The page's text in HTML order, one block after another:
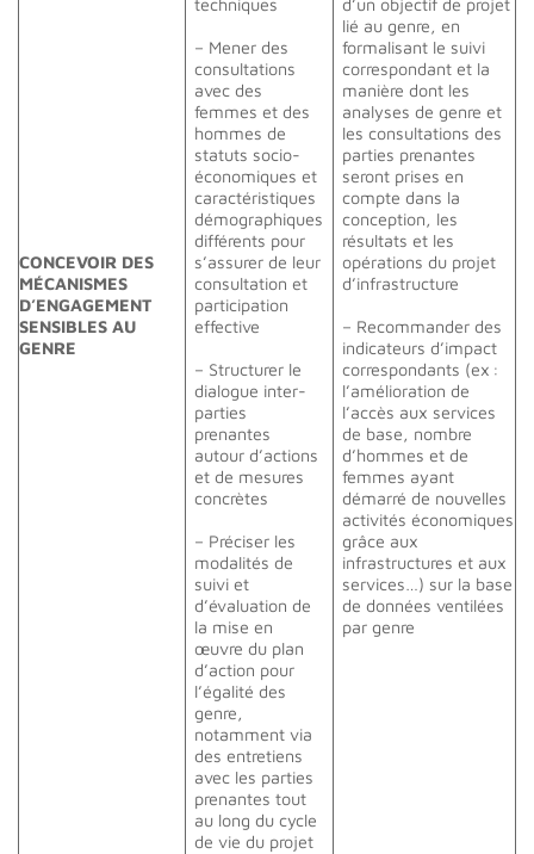
CONCEVOIR DES
MÉCANISMES
D’ENGAGEMENT
SENSIBLES AU
GENRE
techniques
– Mener des
consultations
avec des
femmes et des
hommes de
statuts socio-
économiques et
caractéristiques
démographiques
différents pour
s’assurer de leur
consultation et
participation
effective
– Structurer le
dialogue inter-
parties
prenantes
autour d’actions
et de mesures
concrètes
– Préciser les
modalités de
suivi et
d’évaluation de
la mise en
œuvre du plan
d’action pour
l’égalité des
genre,
notamment via
des entretiens
avec les parties
prenantes tout
au long du cycle
de vie du projet
d’un objectif de projet
lié au genre, en
formalisant le suivi
correspondant et la
manière dont les
analyses de genre et
les consultations des
parties prenantes
seront prises en
compte dans la
conception, les
résultats et les
opérations du projet
d’infrastructure
– Recommander des
indicateurs d’impact
correspondants (ex :
l’amélioration de
l’accès aux services
de base, nombre
d’hommes et de
femmes ayant
démarré de nouvelles
activités économiques
grâce aux
infrastructures et aux
services…) sur la base
de données ventilées
par genre